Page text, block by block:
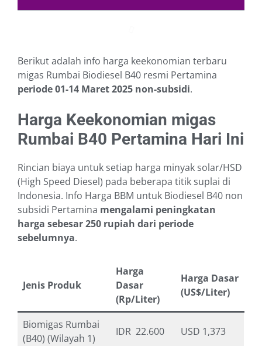
Berikut adalah info harga keekonomian terbaru
migas Rumbai Biodiesel B40 resmi Pertamina
periode 01-14 Maret 2025 non-subsidi.
Harga Keekonomian migas
Rumbai B40 Pertamina Hari Ini
Rincian biaya untuk setiap harga minyak solar/HSD
(High Speed Diesel) pada beberapa titik suplai di
Indonesia. Info Harga BBM untuk Biodiesel B40 non
subsidi Pertamina mengalami peningkatan
harga sebesar 250 rupiah dari periode
sebelumnya.
Jenis Produk
Harga
Dasar
(Rp/Liter)
Harga Dasar
(US$/Liter)
Biomigas Rumbai
(B40) (Wilayah 1)
IDR 22.600 USD 1,373